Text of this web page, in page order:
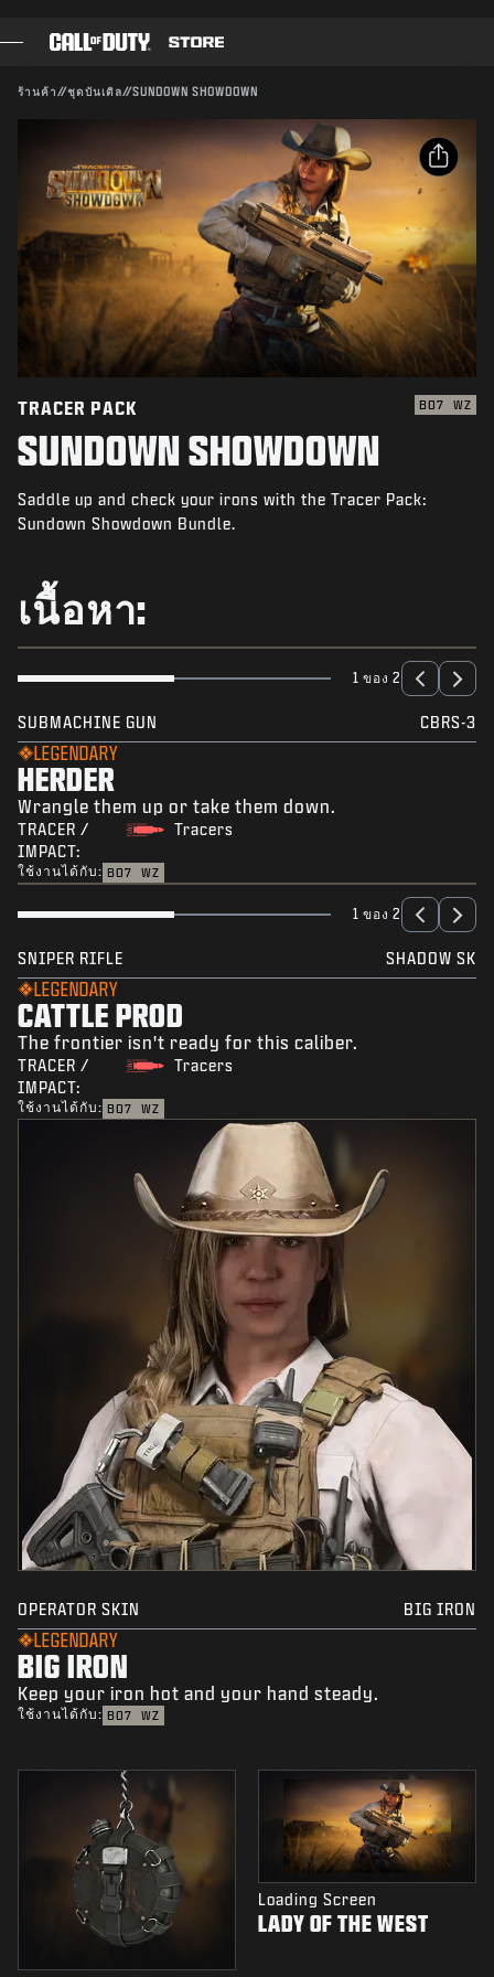
BATTLE PASS
แบล็กเซลล์
แต้ม COD
GEAR SHOP
COMBAT BUILDS
เกม
ข่าว
อีสปอร์ต
ลงชื่อเข้าใช้|ลงทะเบียน
ร้านค้า//ชุดบันเดิล//SUNDOWN SHOWDOWN
ใช้งานได้กับ:
ยืนยันการซื้อ
ยกเลิก
Activision สามารถอัปเดต แทนที่ หรือลบเนื้อหาภายในเกม
นี้ได้ทุกเมื่อ
แชร์
อีเมล
Facebook
X
TRACER PACK BO7 WZ
SUNDOWN SHOWDOWN
Saddle up and check your irons with the Tracer Pack:
Sundown Showdown Bundle.
เนื้อหา:
1 ของ 2
SUBMACHINE GUN CBRS-3
LEGENDARY
HERDER
Wrangle them up or take them down.
TRACER /
IMPACT:
Tracers
ใช้งานได้กับ: BO7 WZ
1 ของ 2
SNIPER RIFLE SHADOW SK
LEGENDARY
CATTLE PROD
The frontier isn't ready for this caliber.
TRACER /
IMPACT:
Tracers
ใช้งานได้กับ: BO7 WZ
OPERATOR SKIN BIG IRON
LEGENDARY
BIG IRON
Keep your iron hot and your hand steady.
ใช้งานได้กับ: BO7 WZ
Loading Screen
LADY OF THE WEST